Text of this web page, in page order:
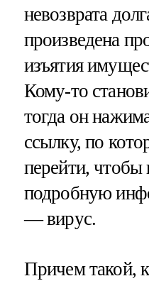
невозврата
произведена
изъятия
Кому-то
тогда он
ссылку, по
перейти, чтобы
подробную
— вирус.
Причем такой,